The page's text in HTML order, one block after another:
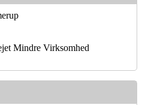
Mindre Virksomhed